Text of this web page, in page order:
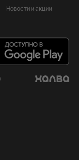
Новости и акции